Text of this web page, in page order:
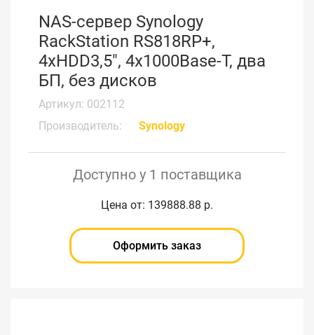
NAS-сервер Synology
RackStation RS818RP+,
4xHDD3,5", 4х1000Base-T, два
БП, без дисков
Артикул: 002112
Производитель:
Synology
Доступно у 1 поставщика
Цена от: 139888.88 р.
Оформить заказ